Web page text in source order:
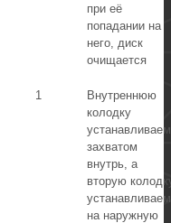
при её
попадании на
него, диск
очищается
1
Внутреннюю
колодку
устанавливаем
захватом
внутрь, а
вторую
устанавливаем
на наружную